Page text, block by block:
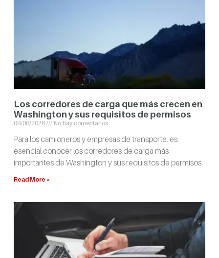
Los corredores de carga que más crecen en
Washington y sus requisitos de permisos
08/08/2026 No hay comentarios
Para los camioneros y empresas de transporte, es
esencial conocer los corredores de carga más
importantes de Washington y sus requisitos de permisos.
Read More »